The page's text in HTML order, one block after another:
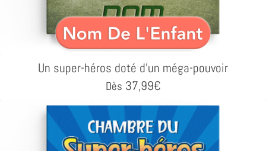
Un super-héros doté d'un méga-pouvoir
Dès 37,99€